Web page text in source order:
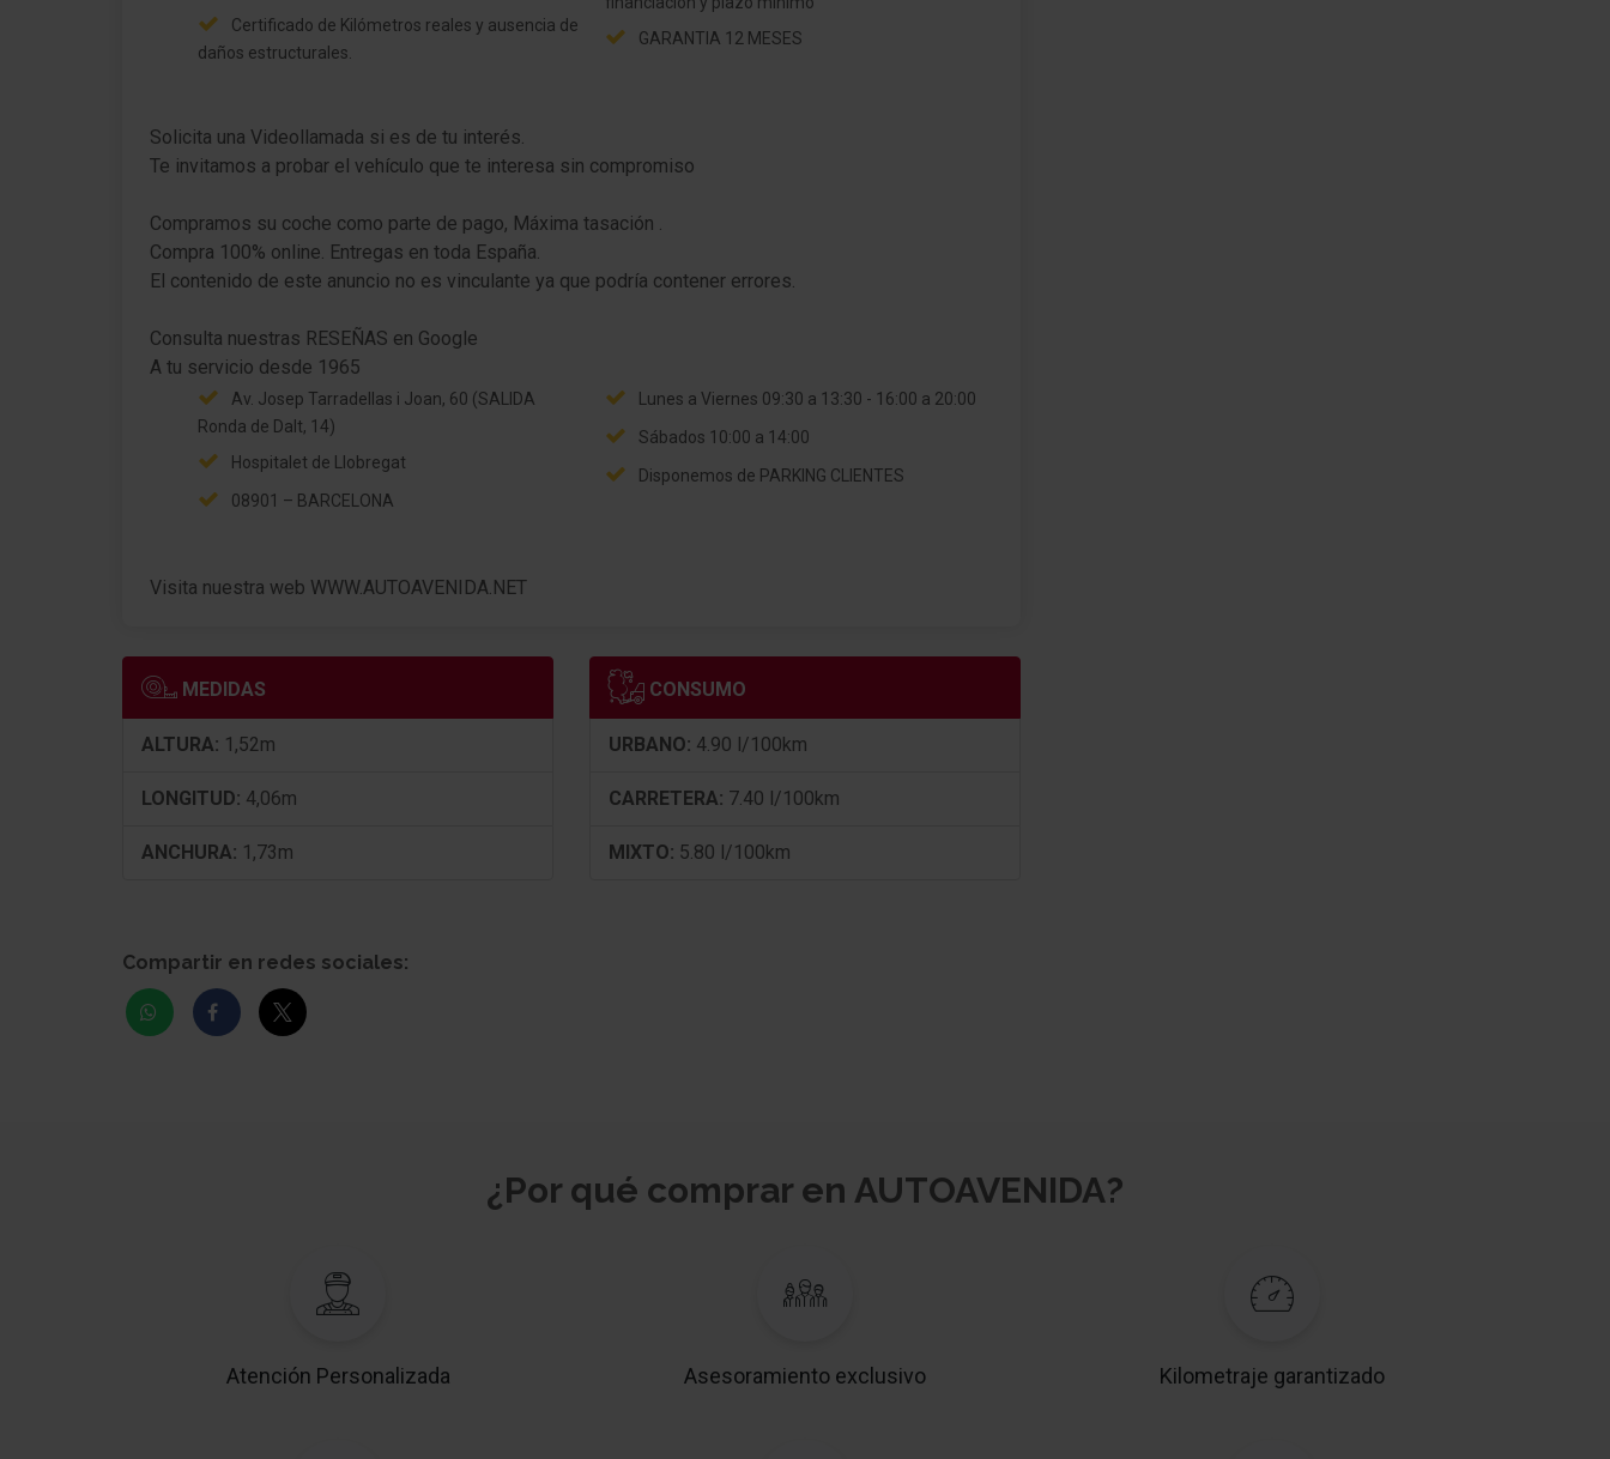
Airbag lado del conductor
Airbag lateral delante
Motor 1,2 Ltr. - 55 kW 16V CAT
Certificado de Kilómetros reales y ausencia de
daños estructurales.
GARANTIA 12 MESES
Solicita una Videollamada si es de tu interés.
Te invitamos a probar el vehículo que te interesa sin compromiso
Compramos su coche como parte de pago, Máxima tasación .
Compra 100% online. Entregas en toda España.
El contenido de este anuncio no es vinculante ya que podría contener errores.
Consulta nuestras RESEÑAS en Google
Av. Josep Tarradellas i Joan, 60 (SALIDA
Ronda de Dalt, 14)
Hospitalet de Llobregat
08901 – BARCELONA
Lunes a Viernes 09:30 a 13:30 - 16:00 a 20:00
Sábados 10:00 a 14:00
Disponemos de PARKING CLIENTES
Visita nuestra web WWW.AUTOAVENIDA.NET
MEDIDAS
ALTURA: 1,52m
LONGITUD: 4,06m
ANCHURA: 1,73m
CONSUMO
URBANO: 4.90 l/100km
CARRETERA: 7.40 l/100km
MIXTO: 5.80 l/100km
Compartir en redes sociales:
¿Por qué comprar en AUTOAVENIDA?
Atención Personalizada Asesoramiento exclusivo Kilometraje garantizado